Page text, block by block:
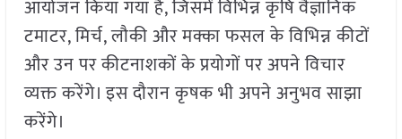
आयोजन किया गया है, जिसमें विभिन्न कृषि वैज्ञानिक
टमाटर, मिर्च, लौकी और मक्का फसल के विभिन्न कीटों
और उन पर कीटनाशकों के प्रयोगों पर अपने विचार
व्यक्त करेंगे। इस दौरान कृषक भी अपने अनुभव साझा
करेंगे।